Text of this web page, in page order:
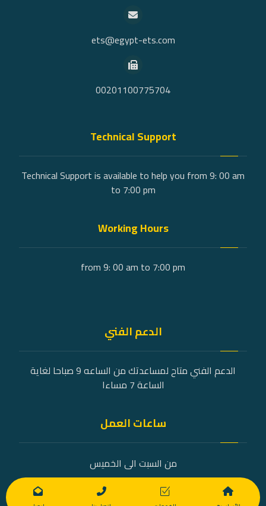
ets@egypt-ets.com
00201100775704
Technical Support
Technical Support is available to help you from 9: 00 am
to 7:00 pm
Working Hours
from 9: 00 am to 7:00 pm
الدعم الفني
الدعم الفني متاح لمساعدتك من الساعه 9 صباحا لغاية
الساعة 7 مساءا
ساعات العمل
من السبت الى الخميس
9 صباحًا - 7 مساءً